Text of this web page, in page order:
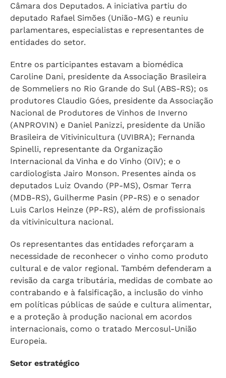
Câmara dos Deputados. A iniciativa partiu do
deputado Rafael Simões (União-MG) e reuniu
parlamentares, especialistas e representantes de
entidades do setor.
Entre os participantes estavam a biomédica
Caroline Dani, presidente da Associação Brasileira
de Sommeliers no Rio Grande do Sul (ABS-RS); os
produtores Claudio Góes, presidente da Associação
Nacional de Produtores de Vinhos de Inverno
(ANPROVIN) e Daniel Panizzi, presidente da União
Brasileira de Vitivinicultura (UVIBRA); Fernanda
Spinelli, representante da Organização
Internacional da Vinha e do Vinho (OIV); e o
cardiologista Jairo Monson. Presentes ainda os
deputados Luiz Ovando (PP-MS), Osmar Terra
(MDB-RS), Guilherme Pasin (PP-RS) e o senador
Luis Carlos Heinze (PP-RS), além de profissionais
da vitivinicultura nacional.
Os representantes das entidades reforçaram a
necessidade de reconhecer o vinho como produto
cultural e de valor regional. Também defenderam a
revisão da carga tributária, medidas de combate ao
contrabando e à falsificação, a inclusão do vinho
em políticas públicas de saúde e cultura alimentar,
e a proteção à produção nacional em acordos
internacionais, como o tratado Mercosul-União
Europeia.
Setor estratégico